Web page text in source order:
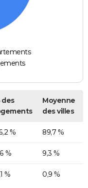
des
Moyenne
des villes
% 89,7 %
% 9,3 %
% 0,9 %